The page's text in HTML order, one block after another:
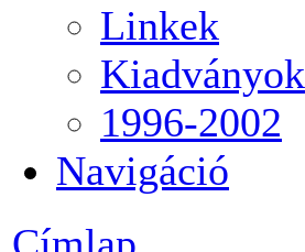
Linkek
Kiadványok
1996-2002
Navigáció